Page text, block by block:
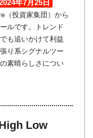
年7月25日
（投資家集団）から
ルです。トレンド
も追いかけて利益
り系シグナルツー
素晴らしさについ
Low